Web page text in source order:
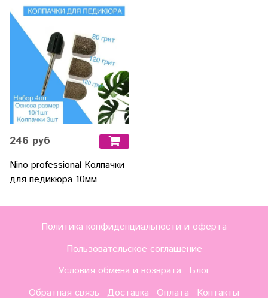
246 руб
Nino professional Колпачки
для педикюра 10мм
Политика конфиденциальности и оферта
Пользовательское соглашение
Условия обмена и возврата
Блог
Обратная связь
Доставка Оплата Контакты